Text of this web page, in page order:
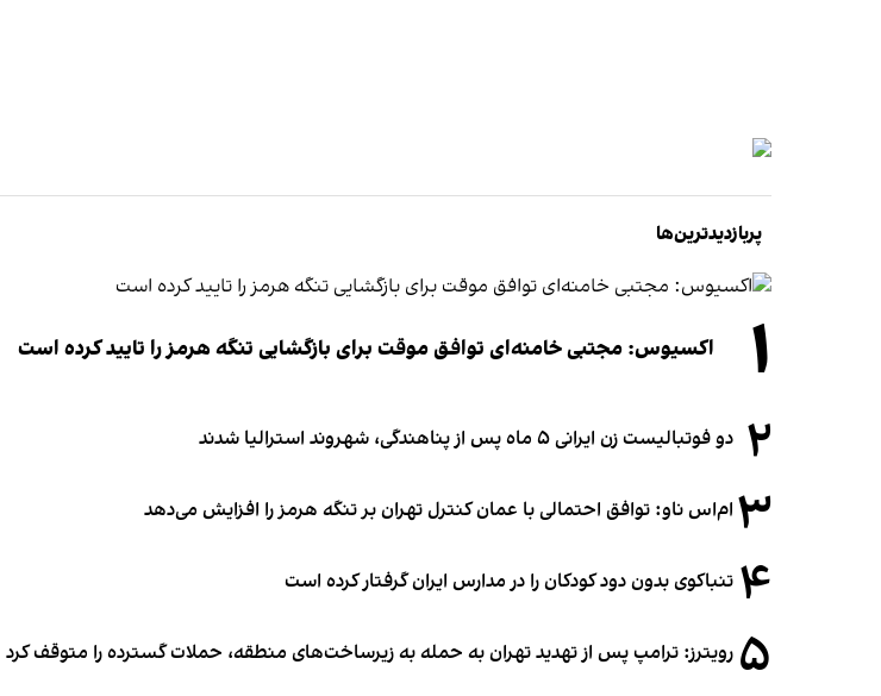
پربازدیدترین‌ها
۱ اکسیوس: مجتبی خامنه‌ای توافق موقت برای بازگشایی تنگه هرمز را تایید کرده است
۲ دو فوتبالیست زن ایرانی ۵ ماه پس از پناهندگی، شهروند استرالیا شدند
۳ ام‌اس ناو: توافق احتمالی با عمان کنترل تهران بر تنگه هرمز را افزایش می‌دهد
۴ تنباکوی بدون دود کودکان را در مدارس ایران گرفتار کرده است
۵ رویترز: ترامپ پس از تهدید تهران به حمله به زیرساخت‌های منطقه، حملات گسترده را متوقف کرد